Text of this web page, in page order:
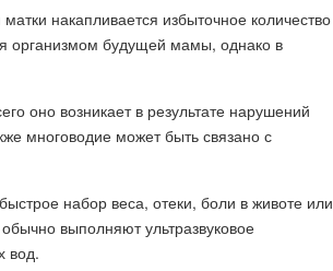
накапливается избыточное количество
организмом будущей мамы, однако в
оно возникает в результате нарушений
многоводие может быть связано с
набор веса, отеки, боли в животе или
выполняют ультразвуковое
вод.